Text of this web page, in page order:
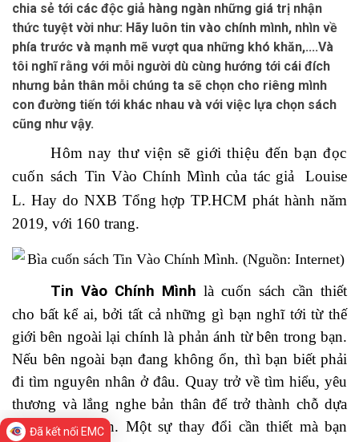
chia sẻ tới các độc giả hàng ngàn những giá trị nhận
thức tuyệt vời như: Hãy luôn tin vào chính mình, nhìn về
phía trước và mạnh mẽ vượt qua những khó khăn,....Và
tôi nghĩ rằng với mỗi người dù cùng hướng tới cái đích
nhưng bản thân mỗi chúng ta sẽ chọn cho riêng mình
con đường tiến tới khác nhau và với việc lựa chọn sách
cũng như vậy.
Hôm nay thư viện sẽ giới thiệu đến bạn đọc
cuốn sách Tin Vào Chính Mình của tác giả
Louise
L. Haydo NXB Tổng hợp TP.HCM phát hành năm
2019, với 160 trang.
Tin Vào Chính Mình là cuốn sách cần thiết
cho bất kể ai, bởi tất cả những gì bạn nghĩ tới từ thế
giới bên ngoài lại chính là phản ánh từ bên trong bạn.
Nếu bên ngoài bạn đang không ổn, thì bạn biết phải
đi tìm nguyên nhân ở đâu. Quay trở về tìm hiểu, yêu
thương và lắng nghe bản thân để trở thành chỗ dựa
cho chính mình. Một sự thay đổi cần thiết mà bạn
Đã kết nối EMC